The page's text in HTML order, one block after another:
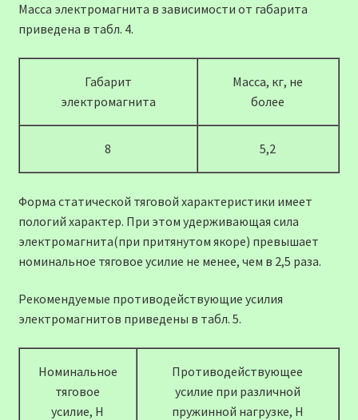
Масса электромагнита в зависимости от габарита
приведена в табл. 4.
Габарит
электромагнита
Масса, кг, не
более
8 5,2
Форма статической тяговой характеристики имеет
пологий характер. При этом удерживающая сила
электромагнита(при притянутом якоре) превышает
номинальное тяговое усилие не менее, чем в 2,5 раза.
Рекомендуемые противодействующие усилия
электромагнитов приведены в табл. 5.
Номинальное
тяговое
усилие, Н
Противодействующее
усилие при различной
пружинной нагрузке, Н